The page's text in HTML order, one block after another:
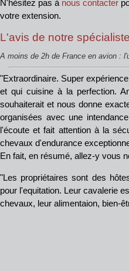
N'hésitez pas à nous contacter
votre extension.
L'avis de notre spécialiste
A moins de 2h de France en avion :
"Extraordinaire. Super
et qui cuisine à la perfection.
souhaiterait et nous donne
organisées avec une
l'écoute et fait attention à la
chevaux d'endurance
En fait, en résumé, allez-y vous
"Les propriétaires sont des
pour l'equitation. Leur cavalerie
chevaux, leur alimentaion, bien-